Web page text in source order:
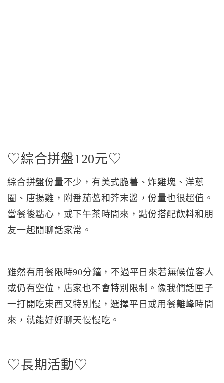
♡綜合拼盤120元♡
綜合拼盤份量不少，有美式脆薯、炸雞塊、洋蔥
圈、唐揚雞，附番茄醬和芥末醬，份量也很超值。
當餐後點心，或下午茶時間來，點份搭配飲料和朋
友一起閒聊話家常。
雖然有用餐限時90分鐘，不過平日來若無候位客人
或仍有空位，店家也不會特別限制。像我們話匣子
一打開吃東西又特別慢，選擇平日或用餐離峰時間
來，就能好好聊天慢慢吃。
♡長期活動♡